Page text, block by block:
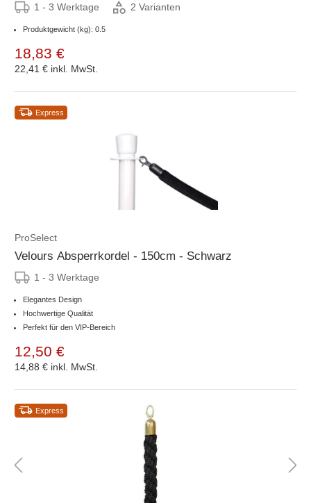
1 - 3 Werktage 2 Varianten
Produktgewicht (kg): 0.5
18,83 €
22,41 € inkl. MwSt.
Express
ProSelect
Velours Absperrkordel - 150cm - Schwarz
1 - 3 Werktage
Elegantes Design
Hochwertige Qualität
Perfekt für den VIP-Bereich
12,50 €
14,88 € inkl. MwSt.
Express